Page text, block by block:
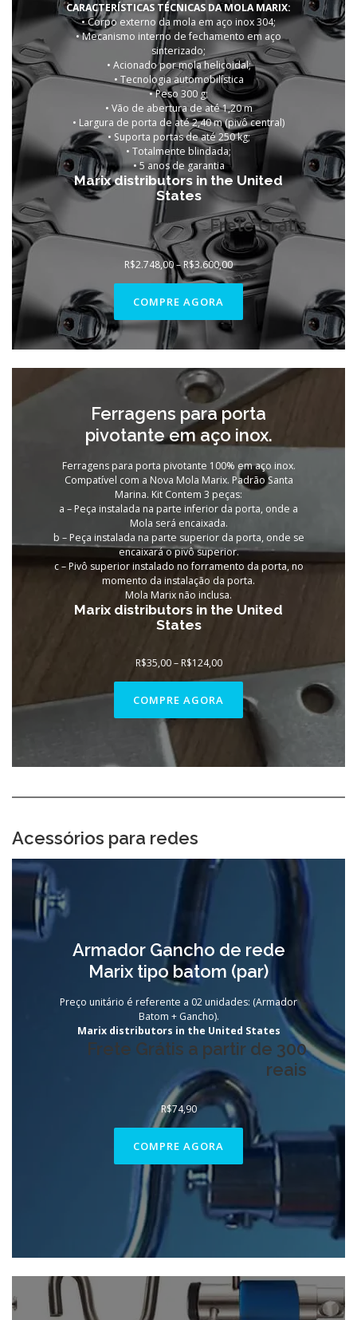
CARACTERÍSTICAS TÉCNICAS DA MOLA MARIX:
• Corpo externo da mola em aço inox 304;
• Mecanismo interno de fechamento em aço
sinterizado;
• Acionado por mola helicoidal;
• Tecnologia automobilística
• Peso 300 g;
• Vão de abertura de até 1,20 m
• Largura de porta de até 2,40 m (pivô central)
• Suporta portas de até 250 kg;
• Totalmente blindada;
• 5 anos de garantia
Marix distributors in the United
States
Frete Grátis
R$2.748,00–R$3.600,00Faixa
de
preço:
R$2.748,00
R$3.600,00
COMPRE AGORA
Ferragens para porta
pivotante em aço inox.
Ferragens para porta pivotante 100% em aço inox.
Compatível com a Nova Mola Marix. Padrão Santa
Marina. Kit Contem 3 peças:
a – Peça instalada na parte inferior da porta, onde a
Mola será encaixada.
b – Peça instalada na parte superior da porta, onde se
encaixará o pivô superior.
c – Pivô superior instalado no forramento da porta, no
momento da instalação da porta.
Mola Marix não inclusa.
Marix distributors in the United
States
R$35,00 – R$124,00Faixa
de
preço:
R$35,00
através
R$124,00
COMPRE AGORA
Acessórios para redes
Armador Gancho de rede
Marix tipo batom (par)
Preço unitário é referente a 02 unidades: (Armador
Batom + Gancho).
Marix distributors in the United States
Frete Grátis a partir de 300
reais
R$74,90
COMPRE AGORA